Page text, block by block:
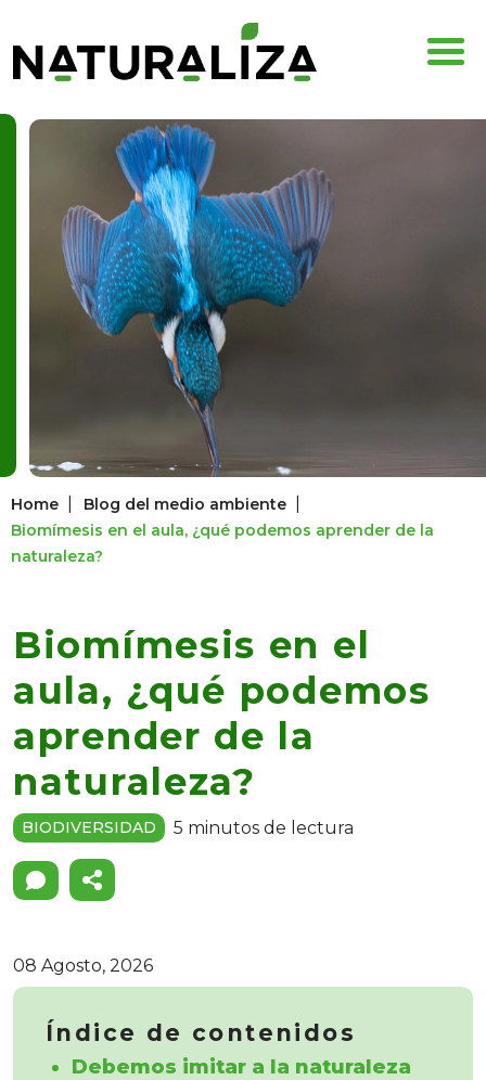
Home Blog del medio ambiente
Biomímesis en el aula, ¿qué podemos aprender de la
naturaleza?
Biomímesis en el
aula, ¿qué podemos
aprender de la
naturaleza?
BIODIVERSIDAD 5 minutos de lectura
08 Agosto, 2026
Índice de contenidos
Debemos imitar a la naturaleza